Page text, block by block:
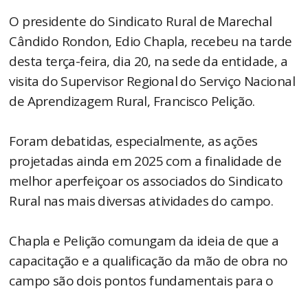
O presidente do Sindicato Rural de Marechal
Cândido Rondon, Edio Chapla, recebeu na tarde
desta terça-feira, dia 20, na sede da entidade, a
visita do Supervisor Regional do Serviço Nacional
de Aprendizagem Rural, Francisco Pelição.
Foram debatidas, especialmente, as ações
projetadas ainda em 2025 com a finalidade de
melhor aperfeiçoar os associados do Sindicato
Rural nas mais diversas atividades do campo.
Chapla e Pelição comungam da ideia de que a
capacitação e a qualificação da mão de obra no
campo são dois pontos fundamentais para o